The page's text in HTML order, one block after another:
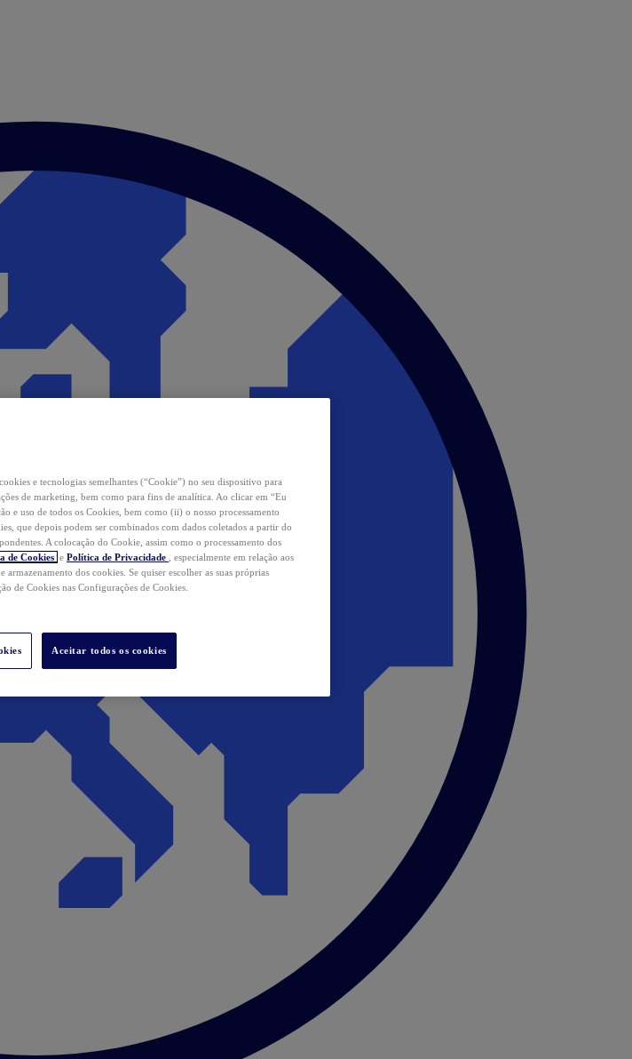
e tecnologias semelhantes (“Cookie”) no seu dispositivo para
de marketing, bem como para fins de analítica. Ao clicar em “Eu
e uso de todos os Cookies, bem como (ii) o nosso processamento
que depois podem ser combinados com dados coletados a partir do
A colocação do Cookie, assim como o processamento dos
de Cookies e Política de Privacidade
, especialmente em relação aos
dos cookies. Se quiser escolher as suas próprias
de Cookies nas Configurações de Cookies.
Aceitar todos os cookies